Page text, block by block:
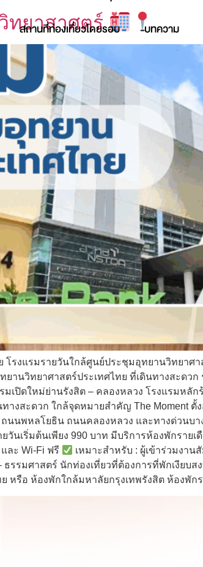
สถานที่ท่องเที่ยวโดยรอบ บทความ
ทยาสาศตร์
งแรมรายวันใกล้ศูนย์ประชุมอุทยานวิทยาศา
นวิทยาศาสตร์ประเทศไทย ที่เดินทางสะดวก
เปิดใหม่ย่านรังสิต – คลองหลวง โรงแรมหลั
ทางสะดวก ใกล้จุดหมายสำคัญ The Moment
นนพหลโยธิน ถนนคลองหลวง และทางด่วนบ
วันเริ่มต้นเพียง 990 บาท มีบริการห้องพักราย
ละ Wi-Fi ฟรี
เหมาะสำหรับ : ผู้เข้าร่วมงา
รมศาสตร์ นักท่องเที่ยวที่ต้องการที่พักเงียบส
รือ ห้องพักใกล้มหาลัยกรุงเทพรังสิต ห้องพัก